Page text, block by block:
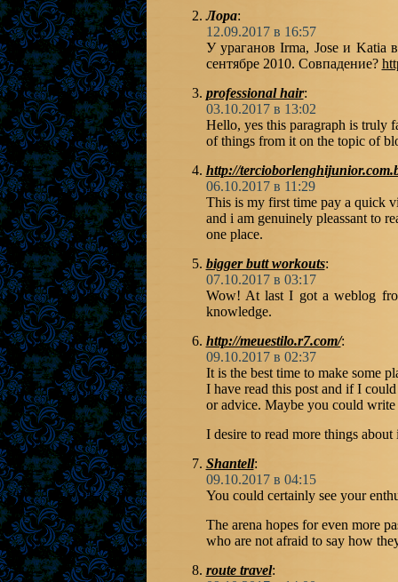
Лора:
12.09.2017 в 16:57
У ураганов Irma, Jose и Katia
сентябре 2010. Совпадение?
professional hair:
03.10.2017 в 13:02
Hello, yes this paragraph is truly
of things from it on the topic of
http://
06.10.2017 в 11:29
This is my first time pay a quick
and i am genuinely pleassant to
one place.
bigger butt workouts:
07.10.2017 в 03:17
Wow! At last I got a weblog
knowledge.
http://meuestilo.r7.com/:
09.10.2017 в 02:37
It is the best time to make some
I have read this post and if I
or advice. Maybe you could
I desire to read more things about
Shantell:
09.10.2017 в 04:15
You could certainly see your
The arena hopes for even more
who are not afraid to say how
route travel: